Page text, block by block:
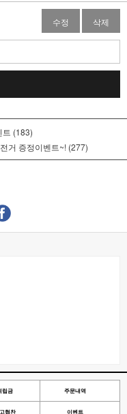
수정 삭제
(183)
거 증정이벤트~! (277)
립금 주문내역
협찬 이벤트